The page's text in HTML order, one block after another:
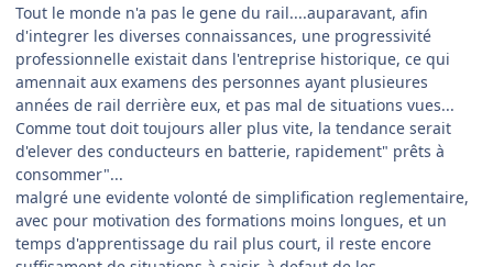
Tout le monde n'a pas le gene du rail....auparavant, afin
d'integrer les diverses connaissances, une progressivité
professionnelle existait dans l'entreprise historique, ce qui
amennait aux examens des personnes ayant plusieures
années de rail derrière eux, et pas mal de situations vues...
Comme tout doit toujours aller plus vite, la tendance serait
d'elever des conducteurs en batterie, rapidement" prêts à
consommer"...
malgré une evidente volonté de simplification reglementaire,
avec pour motivation des formations moins longues, et un
temps d'apprentissage du rail plus court, il reste encore